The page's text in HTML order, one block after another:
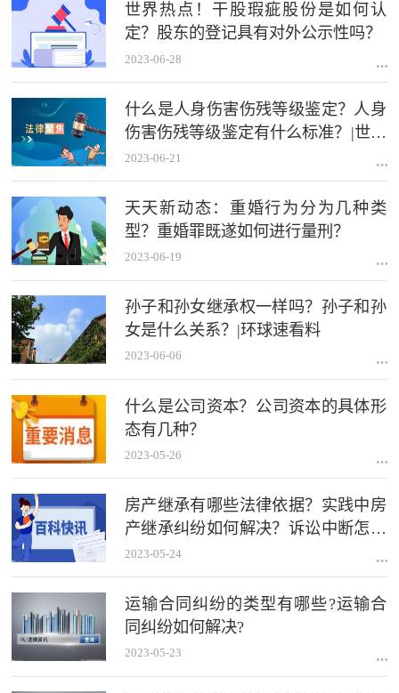
世界热点！干股瑕疵股份是如何认
定？股东的登记具有对外公示性吗？
2023-06-28
什么是人身伤害伤残等级鉴定？人身
伤害伤残等级鉴定有什么标准？|世界
热推荐
2023-06-21
天天新动态：重婚行为分为几种类
型？重婚罪既遂如何进行量刑？
2023-06-19
孙子和孙女继承权一样吗？孙子和孙
女是什么关系？|环球速看料
2023-06-06
什么是公司资本？​公司资本的具体形
态有几种？
2023-05-26
房产继承有哪些法律依据？实践中房
产继承纠纷如何解决？诉讼中断怎么
理解？
2023-05-24
运输合同纠纷的类型有哪些?运输合
同纠纷如何解决?
2023-05-23